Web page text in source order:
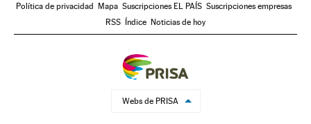
Política de privacidad Mapa Suscripciones EL PAÍS Suscripciones empresas
RSS Índice Noticias de hoy
Webs de PRISA